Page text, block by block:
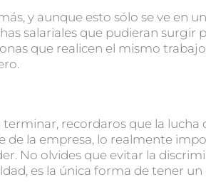
y aunque esto sólo se ve en
salariales que pudieran surgir
que realicen el mismo
terminar, recordaros que la
de la empresa, lo realmente
No olvides que evitar la
es la única forma de tener